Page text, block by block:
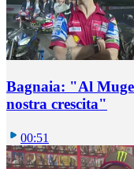
Bagnaia: "Al
nostra crescita"
00:51